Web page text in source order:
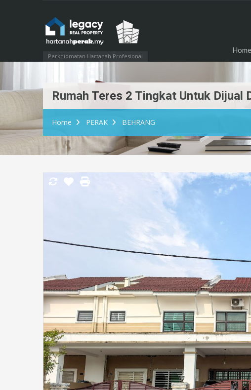
Perkhidmatan Hartanah Profesional
Home
Rumah Teres 2 Tingkat Untuk Dijual
Home PERAK BEHRANG